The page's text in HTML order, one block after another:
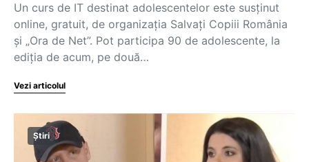
Un curs de IT destinat adolescentelor este susținut
online, gratuit, de organizația Salvați Copiii România
și „Ora de Net”. Pot participa 90 de adolescente, la
ediția de acum, pe două…
Vezi articolul
Știri